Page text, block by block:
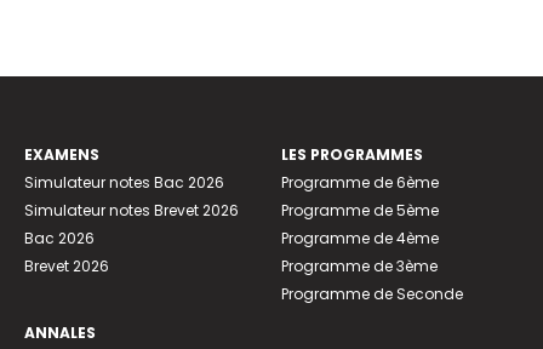
EXAMENS
Simulateur notes Bac 2026
Simulateur notes Brevet 2026
Bac 2026
Brevet 2026
ANNALES
LES PROGRAMMES
Programme de 6ème
Programme de 5ème
Programme de 4ème
Programme de 3ème
Programme de Seconde